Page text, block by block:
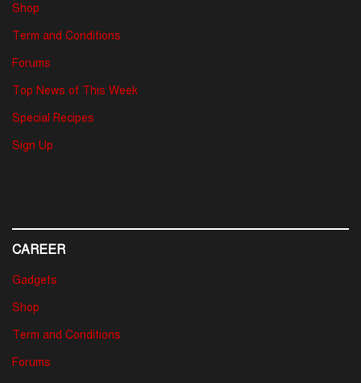
Shop
Term and Conditions
Forums
Top News of This Week
Special Recipes
Sign Up
CAREER
Gadgets
Shop
Term and Conditions
Forums